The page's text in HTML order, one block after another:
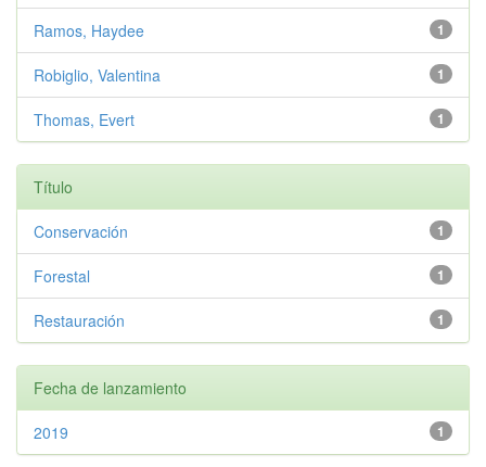
1
Ramos, Haydee
1
Robiglio, Valentina
1
Thomas, Evert
Título
1
Conservación
1
Forestal
1
Restauración
Fecha de lanzamiento
1
2019